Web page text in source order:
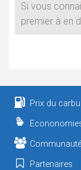
Si vous
premier à en
Prix du
Partenaires